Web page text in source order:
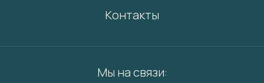
Контакты
Мы на связи: